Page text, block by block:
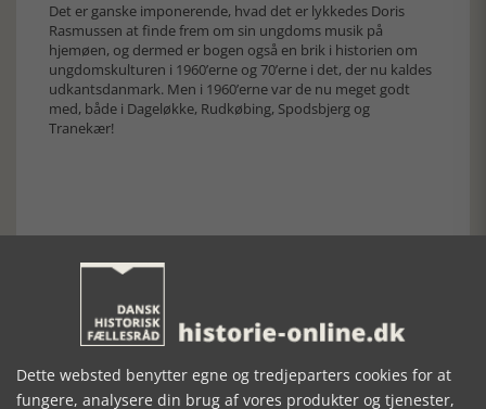
Det er ganske imponerende, hvad det er lykkedes Doris
Rasmussen at finde frem om sin ungdoms musik på
hjemøen, og dermed er bogen også en brik i historien om
ungdomskulturen i 1960’erne og 70’erne i det, der nu kaldes
udkantsdanmark. Men i 1960’erne var de nu meget godt
med, både i Dageløkke, Rudkøbing, Spodsbjerg og
Tranekær!
SE RELATEREDE ARTIKLER
Dette websted benytter egne og tredjeparters cookies for at
fungere, analysere din brug af vores produkter og tjenester,